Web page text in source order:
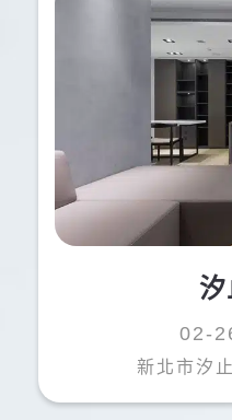
汐
02-
新北市汐